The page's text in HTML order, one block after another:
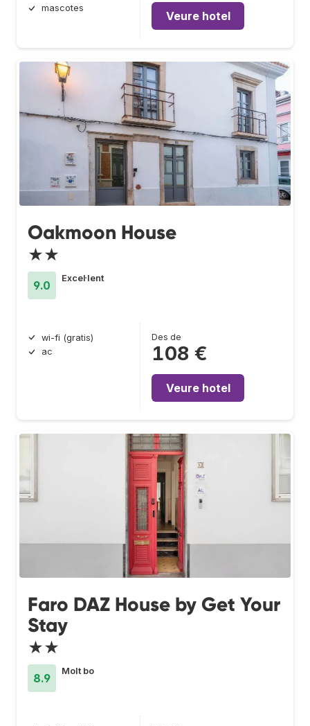
mascotes
Veure hotel
Oakmoon House
★★
9.0
Excel·lent
wi-fi (gratis)
ac
Des de
108 €
Veure hotel
Faro DAZ House by Get Your
Stay
★★
8.9
Molt bo